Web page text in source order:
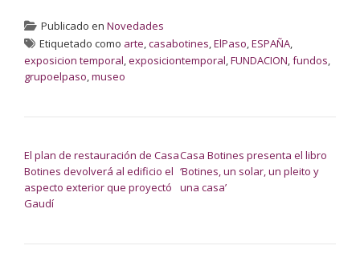
Publicado en Novedades
Etiquetado como arte,casabotines,ElPaso,ESPAÑA,
exposicion temporal,exposiciontemporal,FUNDACION,fundos,
grupoelpaso,museo
El plan de restauración de Casa
Botines devolverá al edificio el
aspecto exterior que proyectó
Gaudí
Casa Botines presenta el libro
‘Botines, un solar, un pleito y
una casa’